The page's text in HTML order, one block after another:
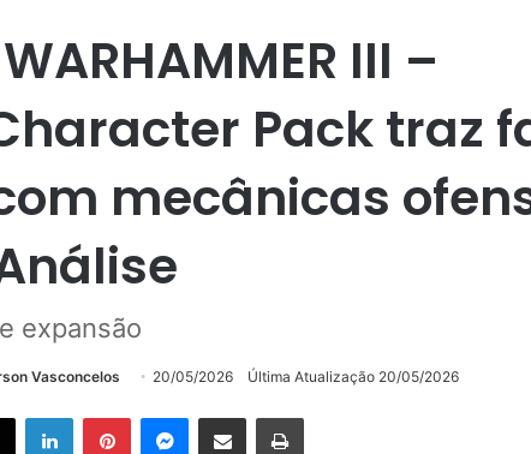
III –
Pack traz
mecânicas
expansão
Vasconcelos 20/05/2026 Última Atualização 20/05/2026
LinkedinPinterestMessenger
Compartilhar via e-mail Imprimir